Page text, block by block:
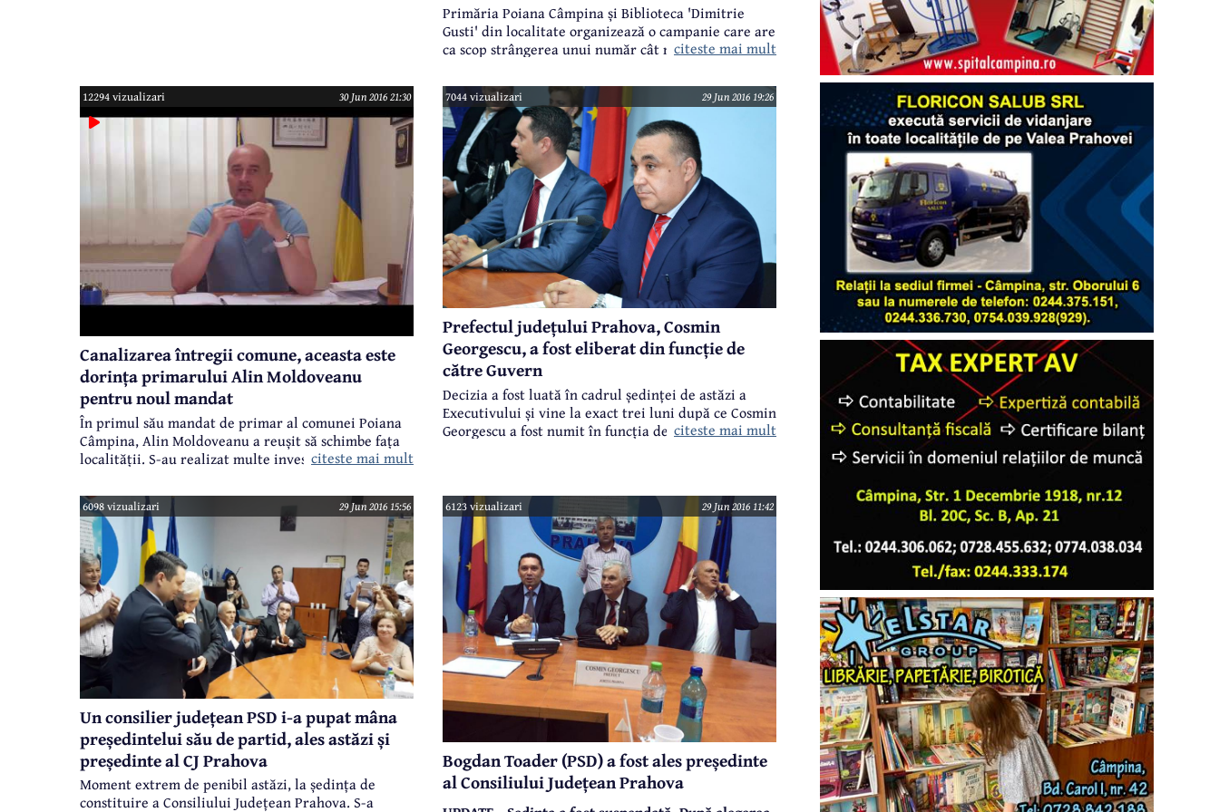
Primăria Poiana Câmpina și Biblioteca 'Dimitrie
Gusti' din localitate organizează o campanie care are
ca scop strângerea unui număr cât mai mare de cărți
Negrești (Republica Moldova). Sunt două comune
basarabene cu care Poiana Câmpina are deja un
acord de colaborare și urmează semnarea acordului
de înfrățire.
citeste mai mult
12294 vizualizari 30 Jun 2016 21:30
Canalizarea întregii comune, aceasta este
dorința primarului Alin Moldoveanu
pentru noul mandat
În primul său mandat de primar al comunei Poiana
Câmpina, Alin Moldoveanu a reușit să schimbe fața
localității. S-au realizat multe investiții, multe
citeste mai mult
7044 vizualizari 29 Jun 2016 19:26
Prefectul județului Prahova, Cosmin
Georgescu, a fost eliberat din funcție de
către Guvern
Decizia a fost luată în cadrul ședinței de astăzi a
Executivului și vine la exact trei luni după ce Cosmin
Georgescu a fost numit în funcția de prefectciteste mai mult
6098 vizualizari 29 Jun 2016 15:56
Un consilier județean PSD i-a pupat mâna
președintelui său de partid, ales astăzi și
președinte al CJ Prahova
Moment extrem de penibil astăzi, la ședința de
constituire a Consiliului Județean Prahova. S-a
6123 vizualizari 29 Jun 2016 11:42
Bogdan Toader (PSD) a fost ales președinte
al Consiliului Județean Prahova